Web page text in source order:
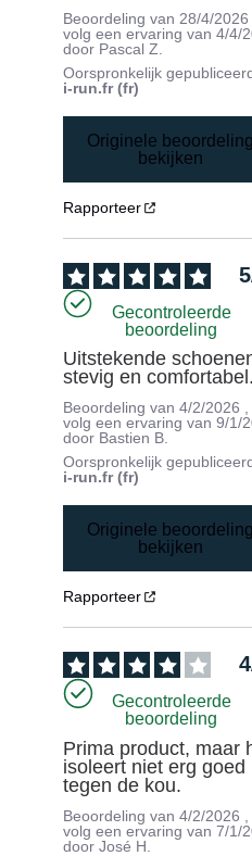
Beoordeling van 28/4/2026
volg een ervaring van4/4/
door Pascal Z.
Oorspronkelijk
i-run.fr (fr)
Originele
bekijken
Rapporteer
5
Gecontroleerde
beoordeling
Uitstekende
stevig en
Beoordeling van4/2/2026 ,
volg een ervaring van9/1/
door Bastien B.
Oorspronkelijk
i-run.fr (fr)
Originele
bekijken
Rapporteer
4
Gecontroleerde
beoordeling
Prima product, maar
isoleert niet erg goed
tegen de kou.
Beoordeling van4/2/2026
volg een ervaring van7/1/
doorJosé H.